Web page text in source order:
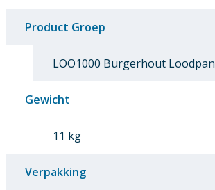
Product Groep
LOO1000 Burgerhout Loodpan
Gewicht
11 kg
Verpakking